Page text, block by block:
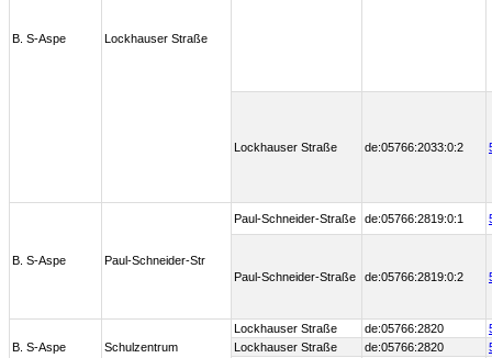
B. S-Aspe Lockhauser Straße
Lockhauser Straße de:05766:2033:0:2
B. S-Aspe Paul-Schneider-Str
Paul-Schneider-Straße de:05766:2819:0:1
Paul-Schneider-Straße de:05766:2819:0:2
B. S-Aspe Schulzentrum
Lockhauser Straße de:05766:2820
Lockhauser Straße
de:05766:2820